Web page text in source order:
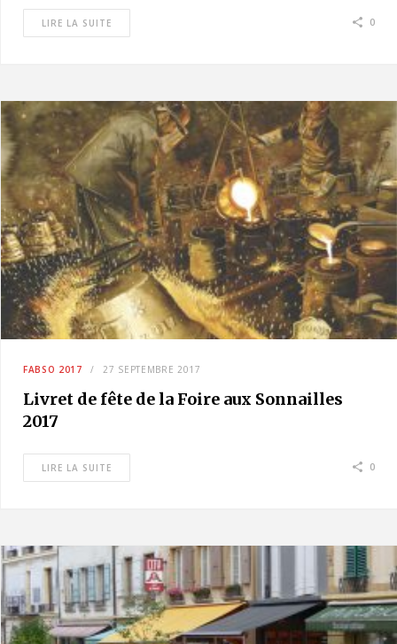
LIRE LA SUITE 0
FABSO 2017 27 SEPTEMBRE 2017
Livret de fête de la Foire aux Sonnailles
2017
LIRE LA SUITE 0